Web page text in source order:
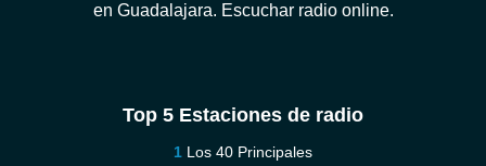
en Guadalajara. Escuchar radio online.
Top 5 Estaciones de radio
Los 40 Principales